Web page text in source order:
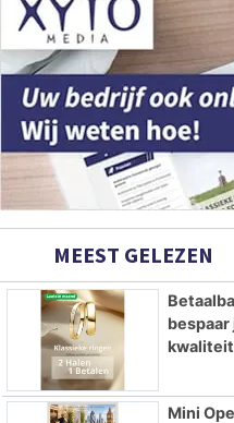
MEEST GELEZEN
kwaliteit
Mini